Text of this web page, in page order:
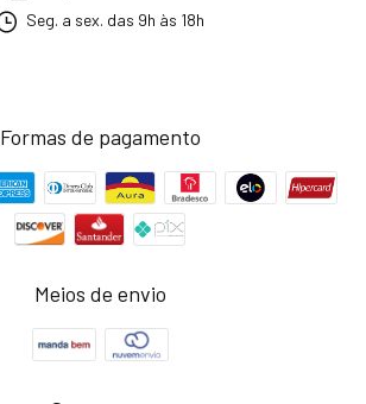
Seg. a sex. das 9h às 18h
Formas de pagamento
Meios de envio